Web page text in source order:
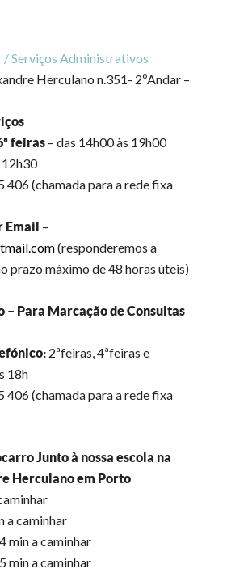
/ Serviços Administrativos
Herculano n.351- 2ºAndar –
feiras – das 14h00 às 19h00
12h30
406 (chamada para a rede fixa
Email –
(responderemos a
prazo máximo de 48 horas úteis)
– Para Marcação de Consultas
2ªfeiras, 4ªfeiras e
18h
406 (chamada para a rede fixa
Junto à nossa escola na
Herculano em Porto
a caminhar
min a caminhar
min a caminhar